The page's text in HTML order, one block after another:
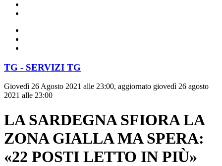
TG - SERVIZI TG
Giovedì 26 Agosto 2021 alle 23:00, aggiornato giovedì 26 agosto
2021 alle 23:00
LA SARDEGNA SFIORA LA
ZONA GIALLA MA SPERA:
«22 POSTI LETTO IN PIÙ»